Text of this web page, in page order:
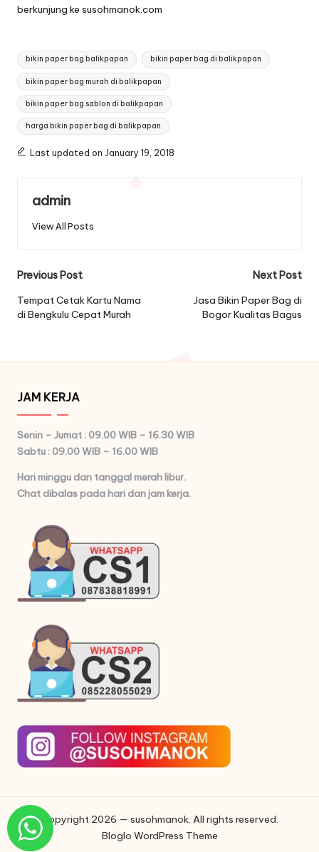
berkunjung ke susohmanok.com
Tags:
bikin paper bag balikpapan bikin paper bag di balikpapan
bikin paper bag murah di balikpapan
bikin paper bag sablon di balikpapan
harga bikin paper bag di balikpapan
Last updated on January 19, 2018
admin
View All Posts
Post
navigation
Previous Post
Tempat Cetak Kartu Nama
di Bengkulu Cepat Murah
Next Post
Jasa Bikin Paper Bag di
Bogor Kualitas Bagus
JAM KERJA
Senin – Jumat : 09.00 WIB – 16.30 WIB
Sabtu : 09.00 WIB – 16.00 WIB
Hari minggu dan tanggal merah libur.
Chat dibalas pada hari dan jam kerja.
Copyright 2026 — susohmanok. All rights reserved.
Bloglo WordPress Theme